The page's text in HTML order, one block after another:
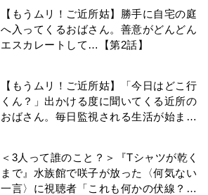
【もうムリ！ご近所姑】勝手に自宅の庭
へ入ってくるおばさん。善意がどんどん
エスカレートして…【第2話】
【もうムリ！ご近所姑】「今日はどこ行
くん？」出かける度に聞いてくる近所の
おばさん。毎日監視される生活が始ま
＜3人って誰のこと？＞『Tシャツが乾く
まで』水族館で咲子が放った〈何気ない
一言〉に視聴者「これも何かの伏線？」